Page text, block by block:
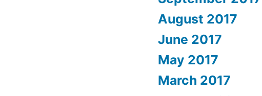
August 2017
June 2017
May 2017
March 2017